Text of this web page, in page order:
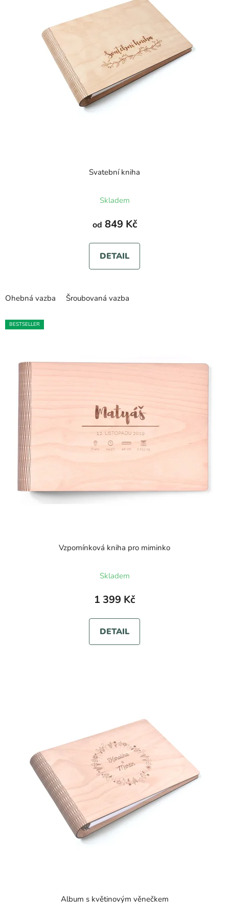
Svatební kniha
hodnocení
produktu
je
5,0
z
5
Skladem
od 849 Kč
DETAIL
Ohebná vazba Šroubovaná vazba
BESTSELLER
Vzpomínková kniha pro miminko
hodnocení
produktu
je
5,0
z
5
Skladem
1 399 Kč
DETAIL
Album s květinovým věnečkem